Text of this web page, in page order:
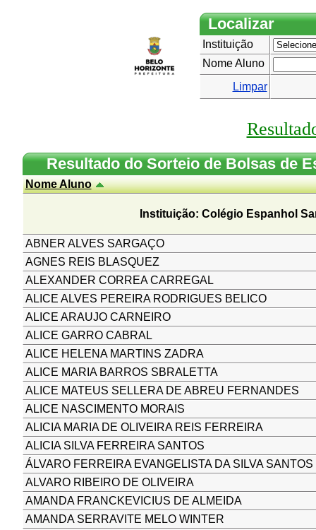
Localizar
Instituição
Nome Aluno
Limpar
Resultado do Sorteio de Bolsas de
Nome Aluno
Instituição: Colégio Espanhol
ABNER ALVES SARGAÇO
AGNES REIS BLASQUEZ
ALEXANDER CORREA CARREGAL
ALICE ALVES PEREIRA RODRIGUES BELICO
ALICE ARAUJO CARNEIRO
ALICE GARRO CABRAL
ALICE HELENA MARTINS ZADRA
ALICE MARIA BARROS SBRALETTA
ALICE MATEUS SELLERA DE ABREU FERNANDES
ALICE NASCIMENTO MORAIS
ALICIA MARIA DE OLIVEIRA REIS FERREIRA
ALICIA SILVA FERREIRA SANTOS
ÁLVARO FERREIRA EVANGELISTA DA SILVA SANTOS
ALVARO RIBEIRO DE OLIVEIRA
AMANDA FRANCKEVICIUS DE ALMEIDA
AMANDA SERRAVITE MELO WINTER